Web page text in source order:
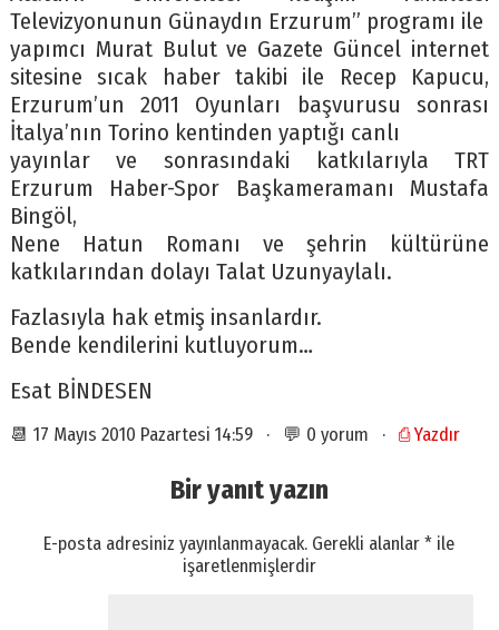
Televizyonunun Günaydın Erzurum” programı ile
yapımcı Murat Bulut ve Gazete Güncel internet
sitesine sıcak haber takibi ile Recep Kapucu,
Erzurum’un 2011 Oyunları başvurusu sonrası
İtalya’nın Torino kentinden yaptığı canlı
yayınlar ve sonrasındaki katkılarıyla TRT
Erzurum Haber-Spor Başkameramanı Mustafa
Bingöl,
Nene Hatun Romanı ve şehrin kültürüne
katkılarından dolayı Talat Uzunyaylalı.
Fazlasıyla hak etmiş insanlardır.
Bende kendilerini kutluyorum…
Esat BİNDESEN
📆 17 Mayıs 2010 Pazartesi 14:59 · 💬 0 yorum · ⎙ Yazdır
Bir yanıt yazın
E-posta adresiniz yayınlanmayacak. Gerekli alanlar* ile
işaretlenmişlerdir